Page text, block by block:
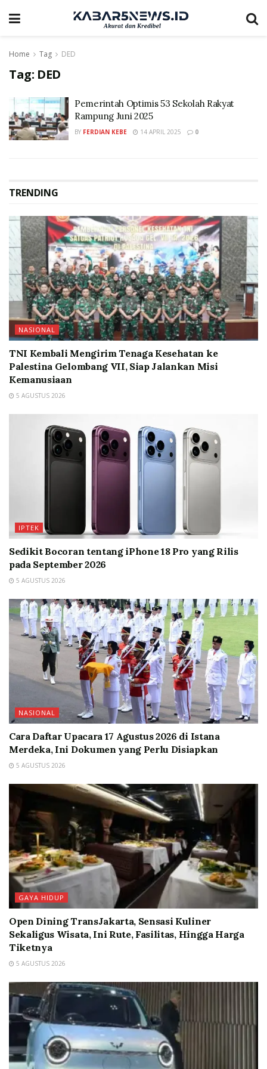
Home Tag DED
Tag: DED
Pemerintah Optimis 53 Sekolah Rakyat
Rampung Juni 2025
BY FERDIAN KEBE 14 APRIL 2025 0
TRENDING
NASIONAL
TNI Kembali Mengirim Tenaga Kesehatan ke
Palestina Gelombang VII, Siap Jalankan Misi
Kemanusiaan
5 AGUSTUS 2026
IPTEK
Sedikit Bocoran tentang iPhone 18 Pro yang Rilis
pada September 2026
5 AGUSTUS 2026
NASIONAL
Cara Daftar Upacara 17 Agustus 2026 di Istana
Merdeka, Ini Dokumen yang Perlu Disiapkan
5 AGUSTUS 2026
GAYA HIDUP
Open Dining TransJakarta, Sensasi Kuliner
Sekaligus Wisata, Ini Rute, Fasilitas, Hingga Harga
Tiketnya
5 AGUSTUS 2026